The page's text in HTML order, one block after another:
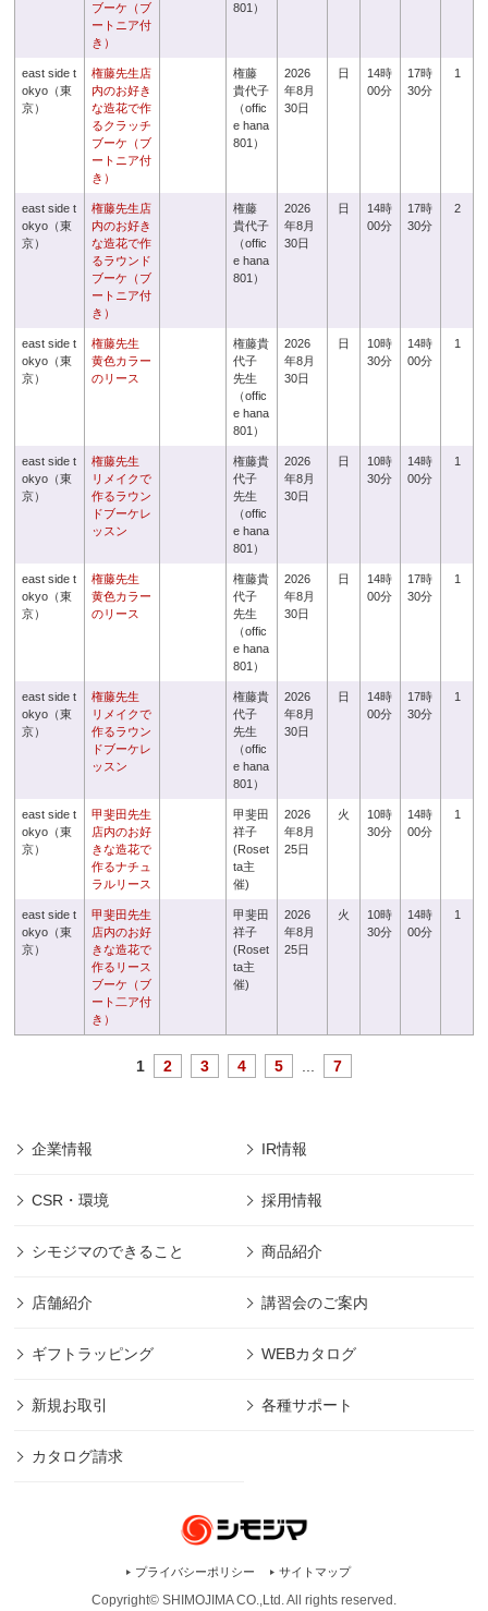
ブーケ（ブ
ートニア付
き）
801）
east side t
okyo（東
京）
権藤先生店
内のお好き
な造花で作
るクラッチ
ブーケ（ブ
ートニア付
き）
権藤
貴代子
（offic
e hana
801）
2026
年8月
30日
日
14時
00分
17時
30分
1
east side t
okyo（東
京）
権藤先生店
内のお好き
な造花で作
るラウンド
ブーケ（ブ
ートニア付
き）
権藤
貴代子
（offic
e hana
801）
2026
年8月
30日
日
14時
00分
17時
30分
2
east side t
okyo（東
京）
権藤先生
黄色カラー
のリース
権藤貴
代子
先生
（offic
e hana
801）
2026
年8月
30日
日
10時
30分
14時
00分
1
east side t
okyo（東
京）
権藤先生
リメイクで
作るラウン
ドブーケレ
ッスン
権藤貴
代子
先生
（offic
e hana
801）
2026
年8月
30日
日
10時
30分
14時
00分
1
east side t
okyo（東
京）
権藤先生
黄色カラー
のリース
権藤貴
代子
先生
（offic
e hana
801）
2026
年8月
30日
日
14時
00分
17時
30分
1
east side t
okyo（東
京）
権藤先生
リメイクで
作るラウン
ドブーケレ
ッスン
権藤貴
代子
先生
（offic
e hana
801）
2026
年8月
30日
日
14時
00分
17時
30分
1
east side t
okyo（東
京）
甲斐田先生
店内のお好
きな造花で
作るナチュ
ラルリース
甲斐田
祥子
(Roset
ta主
催)
2026
年8月
25日
火
10時
30分
14時
00分
1
east side t
okyo（東
京）
甲斐田先生
店内のお好
きな造花で
作るリース
ブーケ（ブ
ート二ア付
き）
甲斐田
祥子
(Roset
ta主
催)
2026
年8月
25日
火
10時
30分
14時
00分
1
1 2 3 4 5 7
企業情報 IR情報
CSR・環境 採用情報
シモジマのできること 商品紹介
店舗紹介 講習会のご案内
ギフトラッピング WEBカタログ
新規お取引 各種サポート
カタログ請求
プライバシーポリシー サイトマップ
Copyright© SHIMOJIMA CO.,Ltd. All rights reserved.